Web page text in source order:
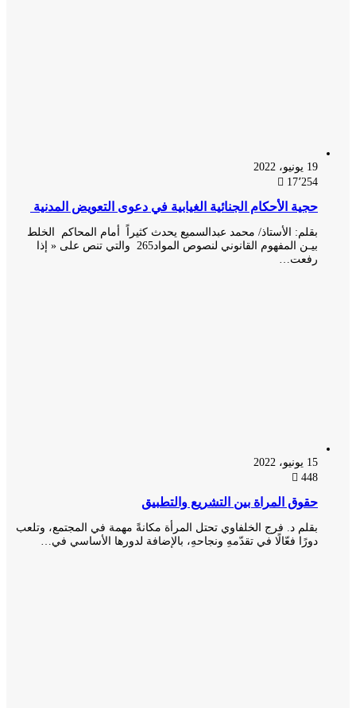
17٬254
حجية الأحكام الجنائية الغيابية في دعوى التعويض المدنية
بقلم: الأستاذ/ محمد عبدالسميع يحدث كثيراً أمام المحاكم الخلط
بيـن المفهوم القانوني لنصوص المواد265 والتي تنص على « إذا
رفعت…
حقوق المراة بين التشريع والتطبيق
بقلم د. فرج الخلفاوي تحتل المرأة مكانةً مهمة في المجتمع، وتلعب
دورًا فعّالًا في تقدّمهِ ونجاحهِ، بالإضافة لدورها الأساسي في…